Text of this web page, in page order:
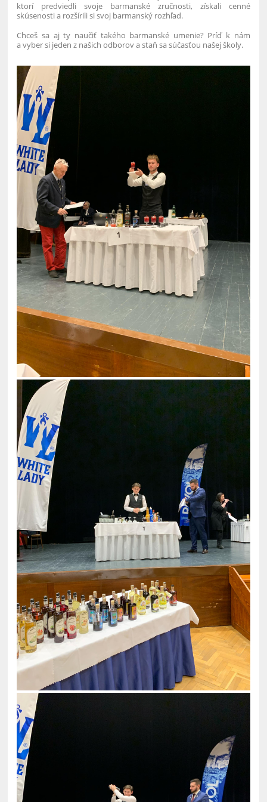
ktorí predviedli svoje barmanské zručnosti, získali cenné
skúsenosti a rozšírili si svoj barmanský rozhľad.
Chceš sa aj ty naučiť takého barmanské umenie? Príď k nám
a vyber si jeden z našich odborov a staň sa súčasťou našej školy.